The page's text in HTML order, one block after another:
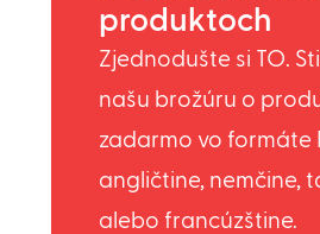
produktoch
Zjednodušte si TO.
našu brožúru o
zadarmo vo formáte
angličtine, nemčine,
alebo francúzštine.